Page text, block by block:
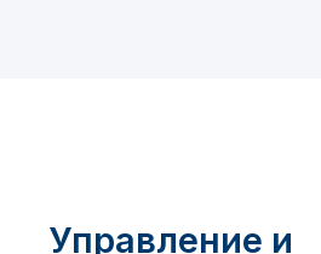
Управление и